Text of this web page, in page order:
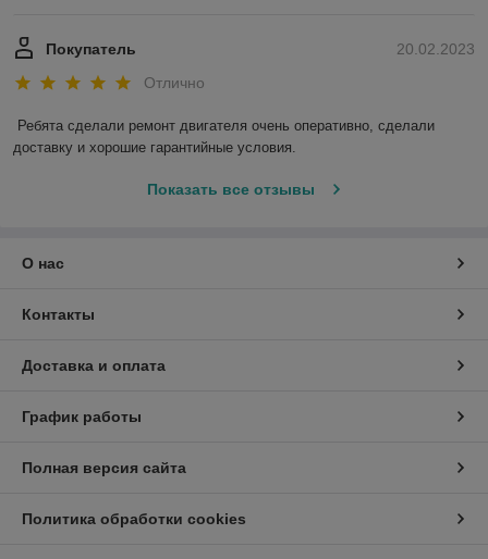
20.02.2023
Покупатель
Отлично
Ребята сделали ремонт двигателя очень оперативно, сделали
доставку и хорошие гарантийные условия.
Показать все отзывы
О нас
Контакты
Доставка и оплата
График работы
Полная версия сайта
Политика обработки cookies